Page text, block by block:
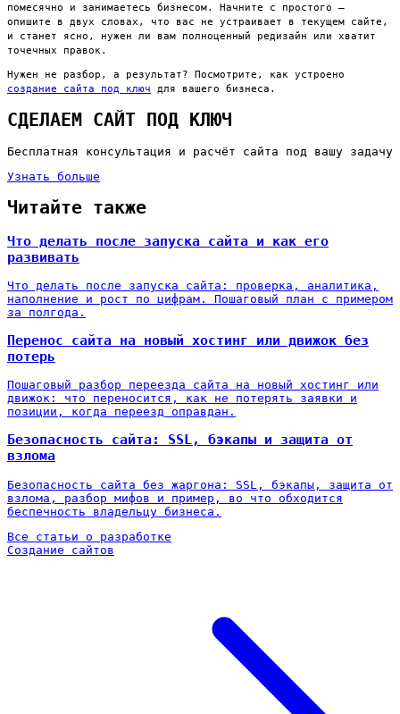
помесячно и занимаетесь бизнесом. Начните с простого —
опишите в двух словах, что вас не устраивает в текущем сайте,
и станет ясно, нужен ли вам полноценный редизайн или хватит
точечных правок.
Нужен не разбор, а результат? Посмотрите, как устроено
создание сайта под ключ для вашего бизнеса.
СДЕЛАЕМ САЙТ ПОД КЛЮЧ
Бесплатная консультация и расчёт сайта под вашу задачу
Узнать больше
Читайте также
Что делать после запуска сайта и как его
развивать
Что делать после запуска сайта: проверка, аналитика,
наполнение и рост по цифрам. Пошаговый план с примером
за полгода.
Перенос сайта на новый хостинг или движок без
потерь
Пошаговый разбор переезда сайта на новый хостинг или
движок: что переносится, как не потерять заявки и
позиции, когда переезд оправдан.
Безопасность сайта: SSL, бэкапы и защита от
взлома
Безопасность сайта без жаргона: SSL, бэкапы, защита от
взлома, разбор мифов и пример, во что обходится
беспечность владельцу бизнеса.
Все статьи о разработке
Создание сайтов